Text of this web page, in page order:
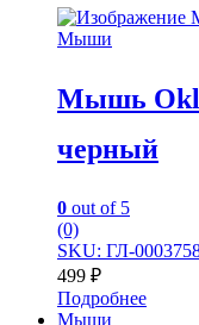
Мыши
Мышь
черный
0 out of 5
(0)
SKU: ГЛ-
499 ₽
Подробнее
Мыши